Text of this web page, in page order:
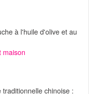
à l'huile d'olive et au
maison
traditionnelle chinoise :